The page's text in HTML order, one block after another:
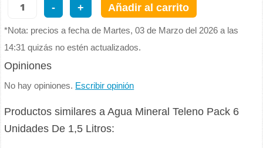
- + Añadir al carrito
*Nota: precios a fecha de Martes, 03 de Marzo del 2026 a las
14:31 quizás no estén actualizados.
Opiniones
No hay opiniones. Escribir opinión
Productos similares a Agua Mineral Teleno Pack 6
Unidades De 1,5 Litros: